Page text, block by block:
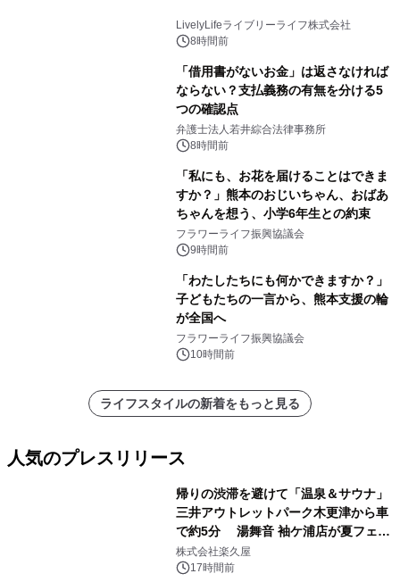
LivelyLifeライブリーライフ株式会社
8時間前
「借用書がないお金」は返さなければ
ならない？支払義務の有無を分ける5
つの確認点
弁護士法人若井綜合法律事務所
8時間前
「私にも、お花を届けることはできま
すか？」熊本のおじいちゃん、おばあ
ちゃんを想う、小学6年生との約束
フラワーライフ振興協議会
9時間前
「わたしたちにも何かできますか？」
子どもたちの一言から、熊本支援の輪
が全国へ
フラワーライフ振興協議会
10時間前
ライフスタイルの新着をもっと見る
人気のプレスリリース
帰りの渋滞を避けて「温泉＆サウナ」
三井アウトレットパーク木更津から車
で約5分 湯舞音 袖ケ浦店が夏フェア
メニューを提供
株式会社楽久屋
17時間前